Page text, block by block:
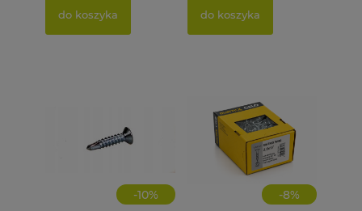
do koszyka do koszyka
-10%
-8%